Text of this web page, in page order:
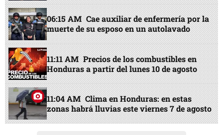
06:15 AM Cae auxiliar de enfermería por la
muerte de su esposo en un autolavado
11:11 AM Precios de los combustibles en
Honduras a partir del lunes 10 de agosto
11:04 AM Clima en Honduras: en estas
zonas habrá lluvias este viernes 7 de agosto